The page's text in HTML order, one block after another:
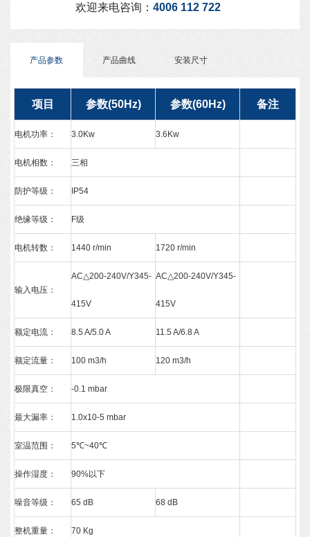
欢迎来电咨询： 4006 112 722
产品参数 产品曲线 安装尺寸
项目 参数(50Hz) 参数(60Hz) 备注
电机功率： 3.0Kw 3.6Kw
电机相数： 三相
防护等级： IP54
绝缘等级： F级
电机转数： 1440 r/min 1720 r/min
输入电压：
AC△200-240V/Y345-
415V
AC△200-240V/Y345-
415V
额定电流： 8.5 A/5.0 A 11.5 A/6.8 A
额定流量： 100 m3/h 120 m3/h
极限真空： -0.1 mbar
最大漏率： 1.0x10-5 mbar
室温范围： 5℃~40℃
操作湿度： 90%以下
噪音等级： 65 dB 68 dB
整机重量： 70 Kg